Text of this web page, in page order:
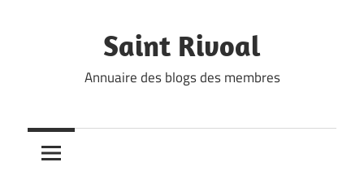
Saint Rivoal
Annuaire des blogs des membres